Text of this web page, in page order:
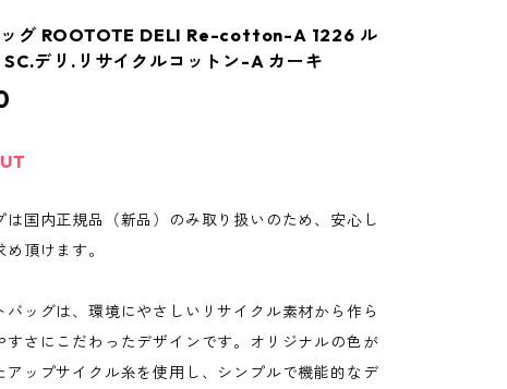
ッグ ROOTOTE DELI Re-cotton-A 1226 ル
SC.デリ.リサイクルコットン-A カーキ
は国内正規品（新品）のみ取り扱いのため、安心し
頂けます。
バッグは、環境にやさしいリサイクル素材から作ら
すさにこだわったデザインです。オリジナルの色が
アップサイクル糸を使用し、シンプルで機能的なデ